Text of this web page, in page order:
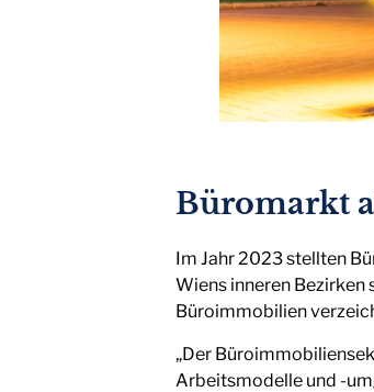
Büromarkt
Im Jahr 2023 stellten
Wiens inneren Bezirken
Büroimmobilien
„Der
Arbeitsmodelle und -